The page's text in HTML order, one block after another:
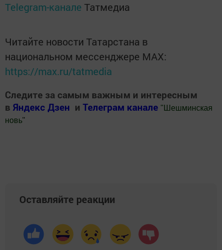
Telegram-канале Татмедиа
Читайте новости Татарстана в
национальном мессенджере MАХ:
https://max.ru/tatmedia
Следите за самым важным и интересным
в Яндекс Дзен и Телеграм канале " Шешминская
новь"
Оставляйте реакции